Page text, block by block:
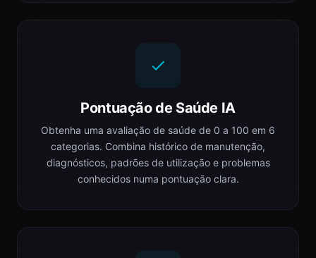
Pontuação de Saúde IA
Obtenha uma avaliação de saúde de 0 a 100 em 6
categorias. Combina histórico de manutenção,
diagnósticos, padrões de utilização e problemas
conhecidos numa pontuação clara.